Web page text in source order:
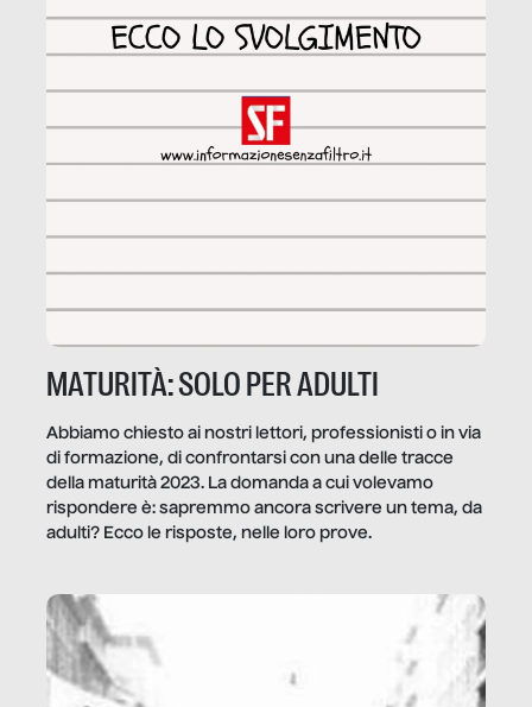
MATURITÀ: SOLO PER ADULTI
Abbiamo chiesto ai nostri lettori, professionisti o in via
di formazione, di confrontarsi con una delle tracce
della maturità 2023. La domanda a cui volevamo
rispondere è: sapremmo ancora scrivere un tema, da
adulti? Ecco le risposte, nelle loro prove.